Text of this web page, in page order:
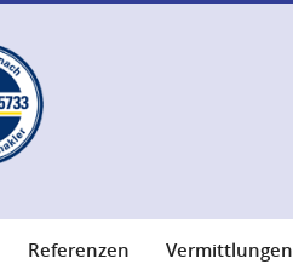
Referenzen Vermittlungen